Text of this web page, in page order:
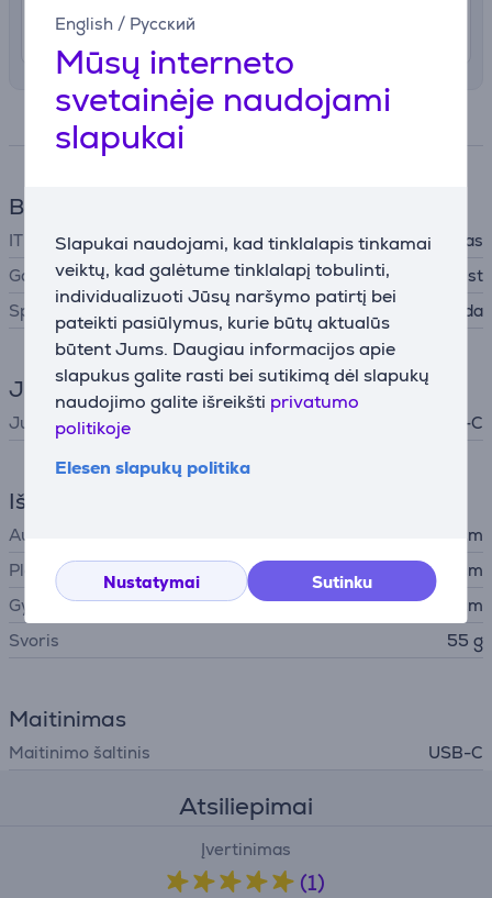
English / Русский
Mūsų interneto
svetainėje naudojami
slapukai
Slapukai naudojami, kad tinklalapis tinkamai
veiktų, kad galėtume tinklalapį tobulinti,
individualizuoti Jūsų naršymo patirtį bei
pateikti pasiūlymus, kurie būtų aktualūs
būtent Jums. Daugiau informacijos apie
slapukus galite rasti bei sutikimą dėl slapukų
naudojimo galite išreikšti privatumo
politikoje
Elesen slapukų politika
Nustatymai Sutinku
Rugpjūčio 12 - 14
Specifikacija
Bendri parametrai
IT priedų tipas
ID kortelių skaitytuvas
Gamintojas
Trust
Spalva
Juoda
Jungtis
Jungties tipas USB-C
Išmatavimai
Aukštis
7,9 cm
Plotis
6,4 cm
Gylis
1,6 cm
Svoris
55 g
Maitinimas
Maitinimo šaltinis USB-C
Atsiliepimai
Įvertinimas
(1)